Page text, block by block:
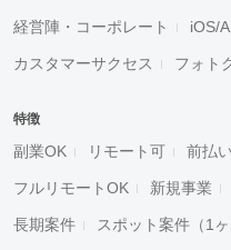
経営陣・コーポレート iOS/
カスタマーサクセス フォト
特徴
副業OK リモート可 前払
フルリモートOK 新規事業
長期案件 スポット案件（1ヶ